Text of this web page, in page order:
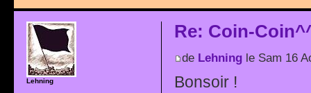
Re: Coin-
de Lehningle Sam 16
Bonsoir !
Lehning